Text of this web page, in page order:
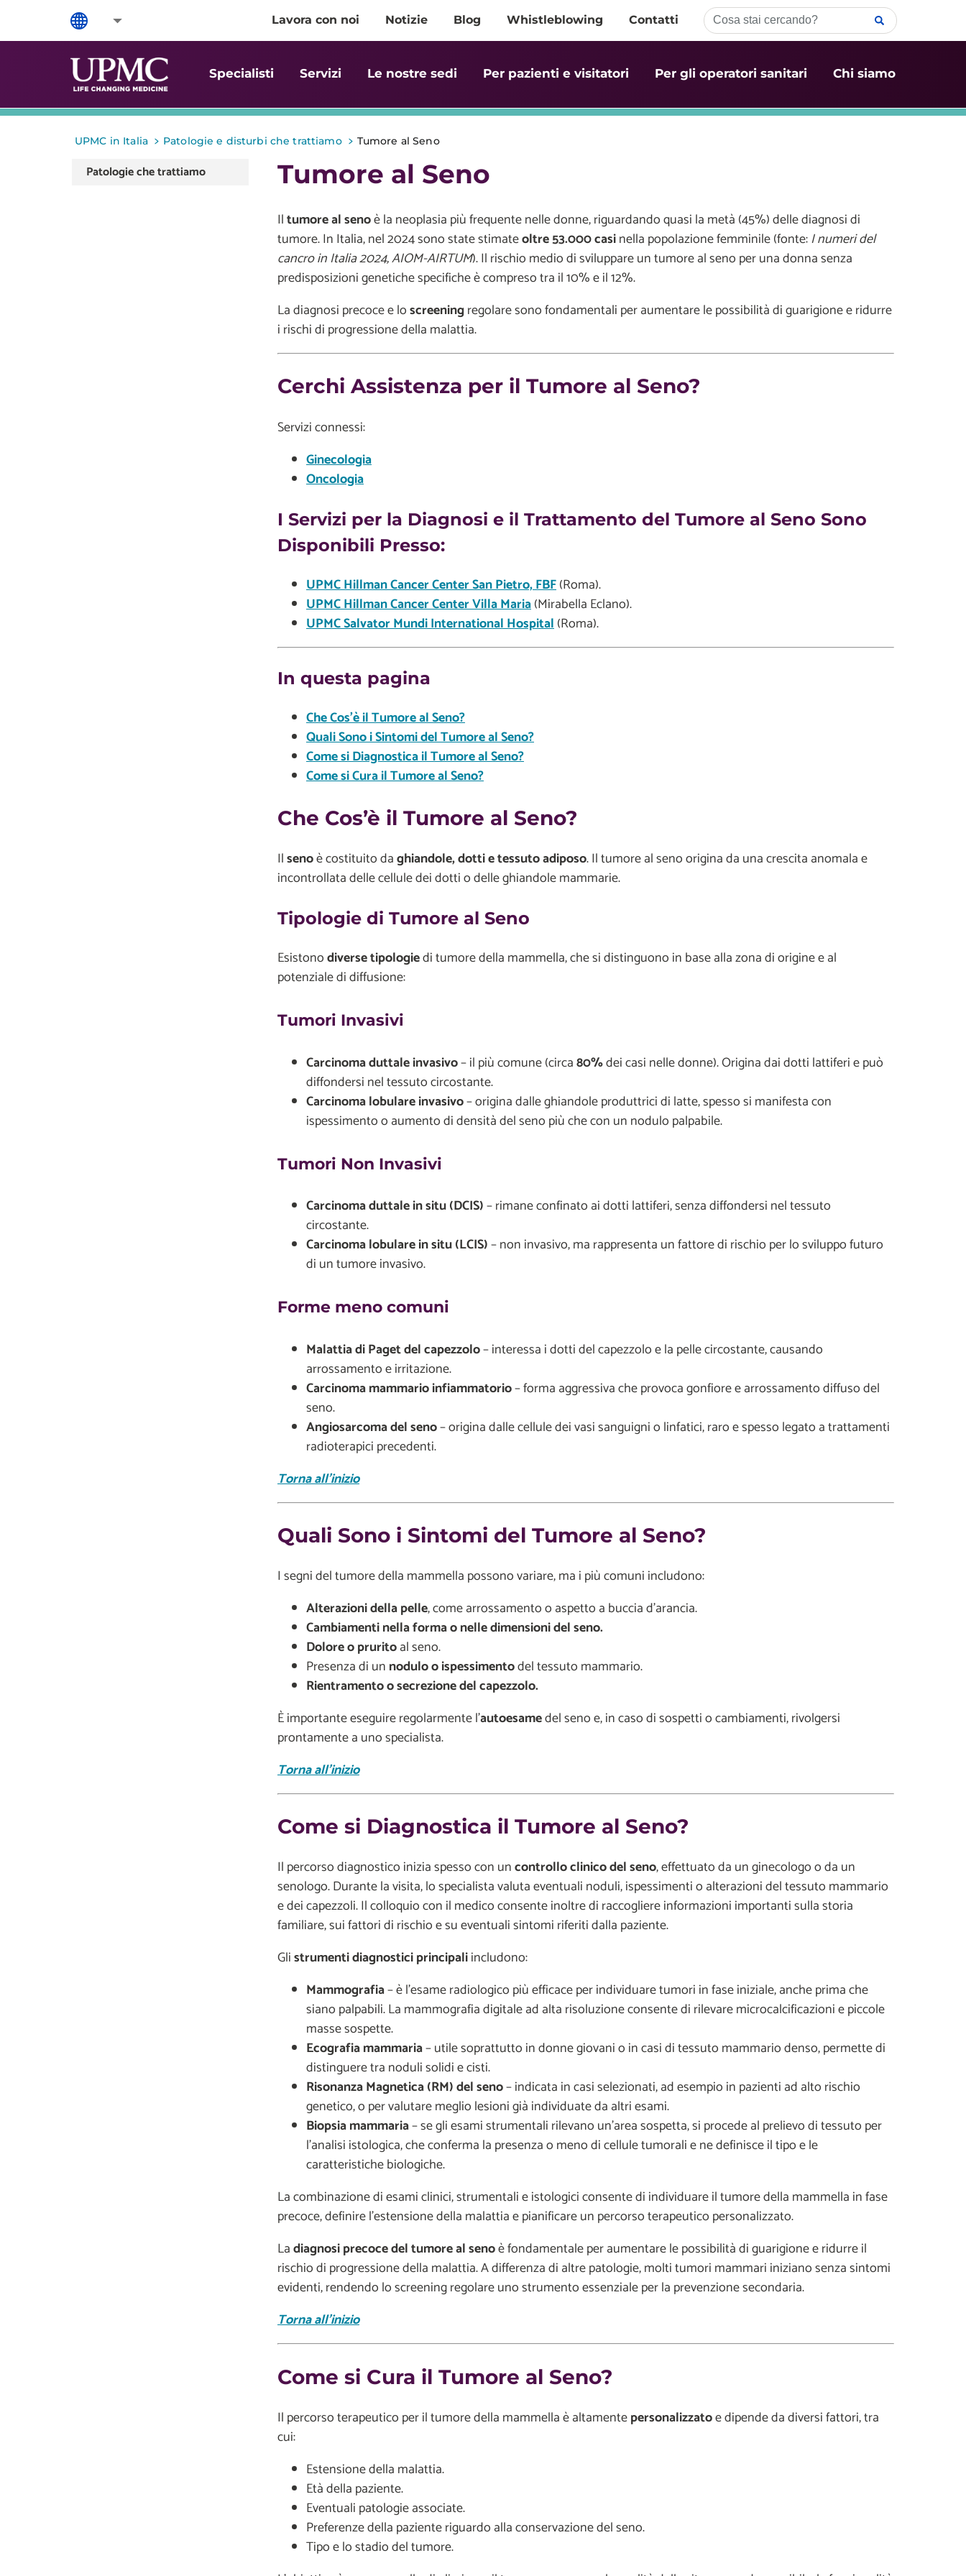
Lavora con noi Notizie Blog Whistleblowing Contatti
Specialisti Servizi Le nostre sedi Per pazienti e visitatori Per gli operatori sanitari Chi siamo
UPMC in Italia > Patologie e disturbi che trattiamo > Tumore al Seno
Patologie che trattiamo Tumore al Seno
Iltumore al senoè la neoplasia più frequente nelle donne, riguardando quasi la metà (45%) delle diagnosi di
tumore. In Italia, nel 2024 sono state stimateoltre 53.000 casinella popolazione femminile (fonte:I numeri del
cancro in Italia 2024, AIOM-AIRTUM). Il rischio medio di sviluppare un tumore al seno per una donna senza
predisposizioni genetiche specifiche è compreso tra il 10% e il 12%.
La diagnosi precoce e loscreeningregolare sono fondamentali per aumentare le possibilità di guarigione e ridurre
i rischi di progressione della malattia.
Cerchi Assistenza per il Tumore al Seno?
Servizi connessi:
Ginecologia
Oncologia
I Servizi per la Diagnosi e il Trattamento del Tumore al Seno Sono
Disponibili Presso:
UPMC Hillman Cancer Center San Pietro, FBF(Roma).
UPMC Hillman Cancer Center Villa Maria(Mirabella Eclano).
UPMC Salvator Mundi International Hospital(Roma).
In questa pagina
Che Cos’è il Tumore al Seno?
Quali Sono i Sintomi del Tumore al Seno?
Come si Diagnostica il Tumore al Seno?
Come si Cura il Tumore al Seno?
Che Cos’è il Tumore al Seno?
Ilsenoè costituito daghiandole, dotti e tessuto adiposo. Il tumore al seno origina da una crescita anomala e
incontrollata delle cellule dei dotti o delle ghiandole mammarie.
Tipologie di Tumore al Seno
Esistonodiverse tipologiedi tumore della mammella, che si distinguono in base alla zona di origine e al
potenziale di diffusione:
Tumori Invasivi
Carcinoma duttale invasivo– il più comune (circa80%dei casi nelle donne). Origina dai dotti lattiferi e può
diffondersi nel tessuto circostante.
Carcinoma lobulare invasivo– origina dalle ghiandole produttrici di latte, spesso si manifesta con
ispessimento o aumento di densità del seno più che con un nodulo palpabile.
Tumori Non Invasivi
Carcinoma duttale in situ (DCIS)– rimane confinato ai dotti lattiferi, senza diffondersi nel tessuto
circostante.
Carcinoma lobulare in situ (LCIS)– non invasivo, ma rappresenta un fattore di rischio per lo sviluppo futuro
di un tumore invasivo.
Forme meno comuni
Malattia di Paget del capezzolo– interessa i dotti del capezzolo e la pelle circostante, causando
arrossamento e irritazione.
Carcinoma mammario infiammatorio– forma aggressiva che provoca gonfiore e arrossamento diffuso del
seno.
Angiosarcoma del seno– origina dalle cellule dei vasi sanguigni o linfatici, raro e spesso legato a trattamenti
radioterapici precedenti.
Torna all'inizio
Quali Sono i Sintomi del Tumore al Seno?
I segni del tumore della mammella possono variare, ma i più comuni includono:
Alterazionidella pelle, come arrossamento o aspetto a buccia d’arancia.
Cambiamenti nella forma o nelle dimensioni del seno.
Dolore o pruritoal seno.
Presenza di un nodulo o ispessimentodel tessuto mammario.
Rientramento o secrezione del capezzolo.
È importante eseguire regolarmente l’autoesamedel seno e, in caso di sospetti o cambiamenti, rivolgersi
prontamente a uno specialista.
Torna all'inizio
Come si Diagnostica il Tumore al Seno?
Il percorso diagnostico inizia spesso con uncontrollo clinico del seno, effettuato da un ginecologo o da un
senologo. Durante la visita, lo specialista valuta eventuali noduli, ispessimenti o alterazioni del tessuto mammario
e dei capezzoli. Il colloquio con il medico consente inoltre di raccogliere informazioni importanti sulla storia
familiare, sui fattori di rischio e su eventuali sintomi riferiti dalla paziente.
Glistrumenti diagnostici principaliincludono:
Mammografia– è l’esame radiologico più efficace per individuare tumori in fase iniziale, anche prima che
siano palpabili. La mammografia digitale ad alta risoluzione consente di rilevare microcalcificazioni e piccole
masse sospette.
Ecografia mammaria– utile soprattutto in donne giovani o in casi di tessuto mammario denso, permette di
distinguere tra noduli solidi e cisti.
RisonanzaMagnetica (RM) del seno– indicata in casi selezionati, ad esempio in pazienti ad alto rischio
genetico, o per valutare meglio lesioni già individuate da altri esami.
Biopsia mammaria– se gli esami strumentali rilevano un’area sospetta, si procede al prelievo di tessuto per
l’analisi istologica, che conferma la presenza o meno di cellule tumorali e ne definisce il tipo e le
caratteristiche biologiche.
La combinazione di esami clinici, strumentali e istologici consente di individuare il tumore della mammella in fase
precoce, definire l’estensione della malattia e pianificare un percorso terapeutico personalizzato.
Ladiagnosi precocedel tumore al senoè fondamentale per aumentare le possibilità di guarigione e ridurre il
rischio di progressione della malattia. A differenza di altre patologie, molti tumori mammari iniziano senza sintomi
evidenti, rendendo lo screening regolare uno strumento essenziale per la prevenzione secondaria.
Torna all'inizio
Come si Cura il Tumore al Seno?
Il percorso terapeutico per il tumore della mammella è altamentepersonalizzatoe dipende da diversi fattori, tra
cui:
Estensione della malattia.
Età della paziente.
Eventuali patologie associate.
Preferenze della paziente riguardo alla conservazione del seno.
Tipo e lo stadio del tumore.